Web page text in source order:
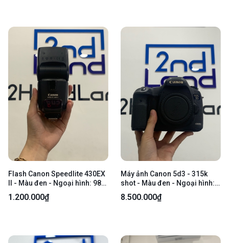
Flash Canon Speedlite 430EX
II - Màu đen - Ngoại hình: 98%
- Body
1.200.000₫
Máy ảnh Canon 5d3 - 315k
shot - Màu đen - Ngoại hình:
96% - Kèm 2 pin + sạc
8.500.000₫